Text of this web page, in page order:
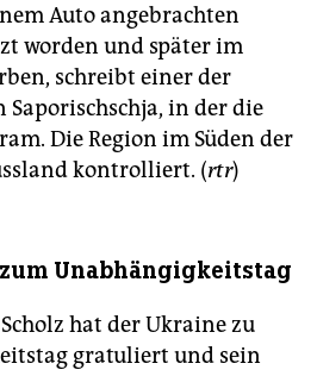
Auto angebrachten
worden und später im
schreibt einer der
Saporischschja, in der die
Die Region im Süden der
kontrolliert. (rtr)
Unabhängigkeitstag
hat der Ukraine zu
gratuliert und sein